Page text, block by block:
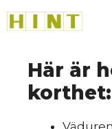
till
Här är
korthet: